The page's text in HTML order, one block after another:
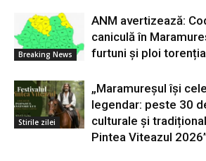
Breaking News
ANM avertizează:
caniculă în
furtuni și ploi
Stirile zilei
„Maramureșul își
legendar: peste 30
culturale și
Pintea Viteazul